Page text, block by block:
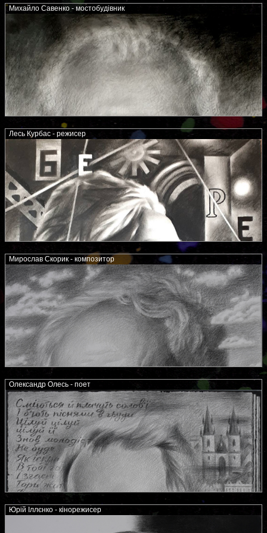
Михайло Савенко - мостобудівник
Лесь Курбас - режисер
Мирослав Скорик - композитор
Олександр Олесь - поет
Юрій Іллєнко - кінорежисер